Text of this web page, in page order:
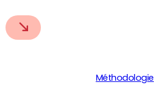
Méthodologie